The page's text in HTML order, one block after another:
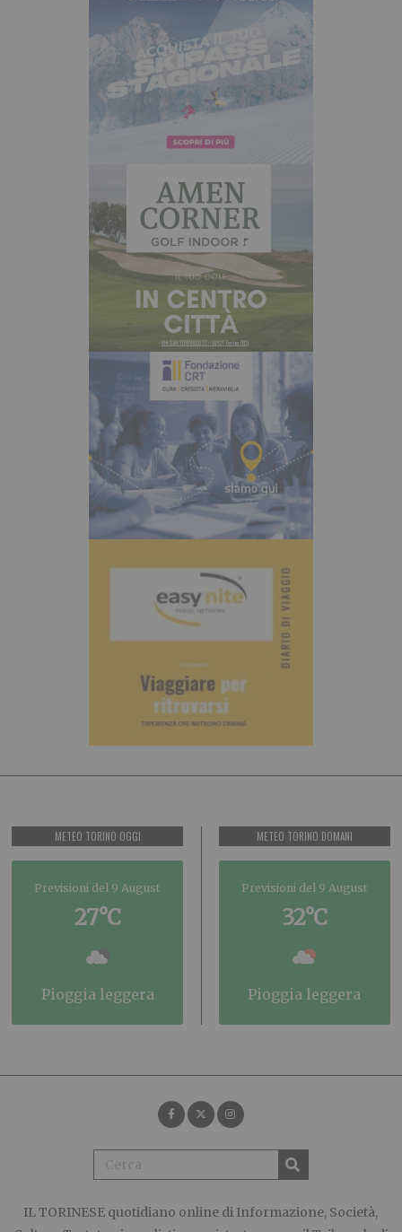
METEO TORINO OGGI
Previsioni del 9 August
27°C
pioggia leggera
METEO TORINO DOMANI
Previsioni del 9 August
32°C
pioggia leggera
IL TORINESE quotidiano online di Informazione, Società,